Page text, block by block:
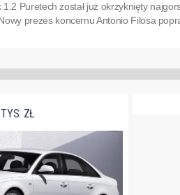
Puretech został już okrzyknięty
prezes koncernu Antonio Filosa
ZŁ